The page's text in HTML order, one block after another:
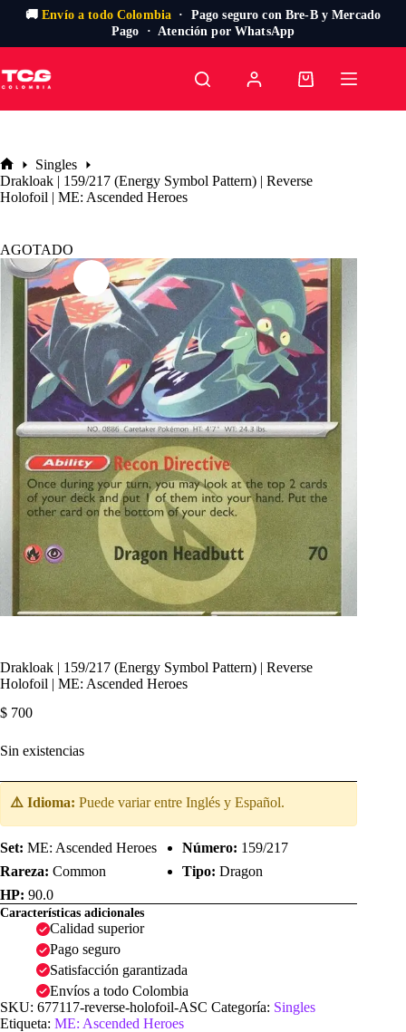
🚚Envío a todo Colombia · Pago seguro con Bre-B y Mercado
Pago · Atención por WhatsApp
al
contenido
Carro
Inicio
Singles
Drakloak | 159/217 (Energy Symbol Pattern) | Reverse
Holofoil | ME: Ascended Heroes
AGOTADO
Drakloak | 159/217 (Energy Symbol Pattern) | Reverse
Holofoil | ME: Ascended Heroes
$ 700
Sin existencias
⚠️ Idioma: Puede variar entre Inglés y Español.
Set: ME: Ascended Heroes Número: 159/217
Rareza: Common Tipo: Dragon
HP: 90.0
Características adicionales
Calidad superior
Pago seguro
Satisfacción garantizada
Envíos a todo Colombia
SKU: 677117-reverse-holofoil-ASC Categoría: Singles
Etiqueta: ME: Ascended Heroes